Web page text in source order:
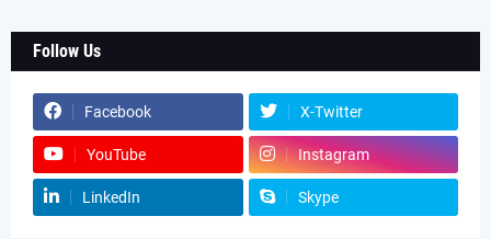
Follow Us
Facebook X-Twitter
YouTube Instagram
LinkedIn Skype